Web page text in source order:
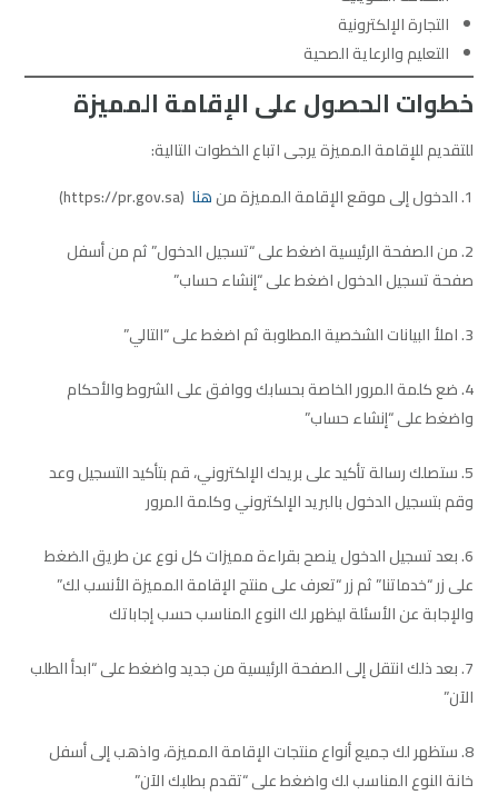
التجارة الإلكترونية
التعليم والرعاية الصحية
خطوات الحصول على الإقامة المميزة
للتقديم للإقامة المميزة يرجى اتباع الخطوات التالية:
الدخول إلى موقع الإقامة المميزة منهنا (https://pr.gov.sa)
من الصفحة الرئيسية اضغط على “تسجيل الدخول” ثم من أسفل
صفحة تسجيل الدخول اضغط على “إنشاء حساب”
املأ البيانات الشخصية المطلوبة ثم اضغط على “التالي”
ضع كلمة المرور الخاصة بحسابك ووافق على الشروط والأحكام
واضغط على “إنشاء حساب”
ستصلك رسالة تأكيد على بريدك الإلكتروني، قم بتأكيد التسجيل وعد
وقم بتسجيل الدخول بالبريد الإلكتروني وكلمة المرور
بعد تسجيل الدخول ينصح بقراءة مميزات كل نوع عن طريق الضغط
على زر “خدماتنا” ثم زر “تعرف على منتج الإقامة المميزة الأنسب لك”
والإجابة عن الأسئلة ليظهر لك النوع المناسب حسب إجاباتك
بعد ذلك انتقل إلى الصفحة الرئيسية من جديد واضغط على “ابدأ الطلب
الآن”
ستظهر لك جميع أنواع منتجات الإقامة المميزة، واذهب إلى أسفل
خانة النوع المناسب لك واضغط على “تقدم بطلبك الآن”